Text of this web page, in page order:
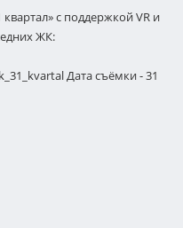
с поддержкой VR и
ЖК:
Дата съёмки - 31